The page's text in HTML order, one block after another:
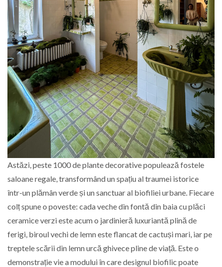
Astăzi, peste 1000 de plante decorative populează fostele
saloane regale, transformând un spațiu al traumei istorice
într-un plămân verde și un sanctuar al biofiliei urbane. Fiecare
colț spune o poveste: cada veche din fontă din baia cu plăci
ceramice verzi este acum o jardinieră luxuriantă plină de
ferigi, biroul vechi de lemn este flancat de cactuși mari, iar pe
treptele scării din lemn urcă ghivece pline de viață. Este o
demonstrație vie a modului în care designul biofilic poate